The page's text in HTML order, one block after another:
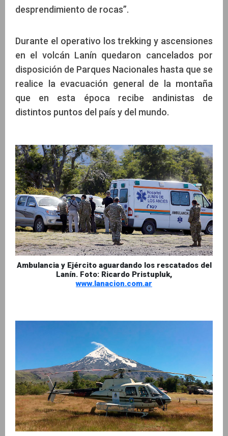
desprendimiento de rocas”.
Durante el operativo los trekking y ascensiones
en el volcán Lanín quedaron cancelados por
disposición de Parques Nacionales hasta que se
realice la evacuación general de la montaña
que en esta época recibe andinistas de
distintos puntos del país y del mundo.
Ambulancia y Ejército aguardando los rescatados del
Lanín. Foto: Ricardo Pristupluk,
www.lanacion.com.ar